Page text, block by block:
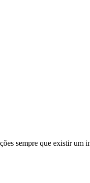
sempre que existir um